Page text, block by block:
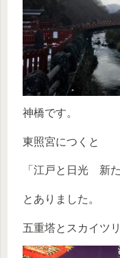
神橋です。
東照宮につくと
「江戸と日光 新
とありました。
五重塔とスカイツ